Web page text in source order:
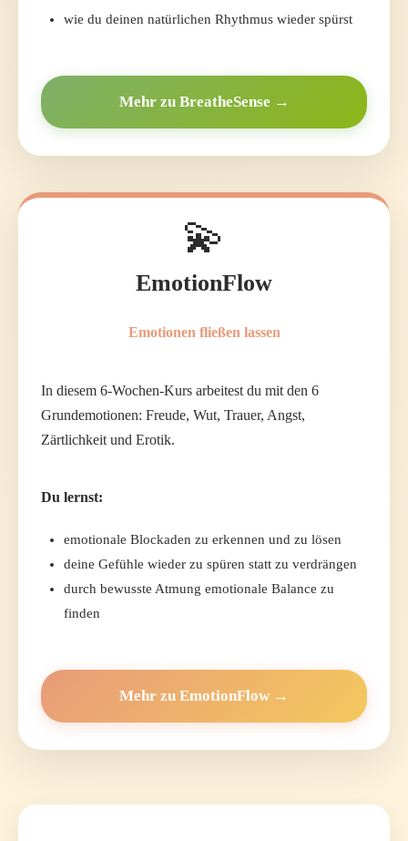
wie du deinen natürlichen Rhythmus wieder spürst
Mehr zu BreatheSense →
💫
EmotionFlow
Emotionen fließen lassen
In diesem 6-Wochen-Kurs arbeitest du mit den 6
Grundemotionen: Freude, Wut, Trauer, Angst,
Zärtlichkeit und Erotik.
Du lernst:
emotionale Blockaden zu erkennen und zu lösen
deine Gefühle wieder zu spüren statt zu verdrängen
durch bewusste Atmung emotionale Balance zu
finden
Mehr zu EmotionFlow →